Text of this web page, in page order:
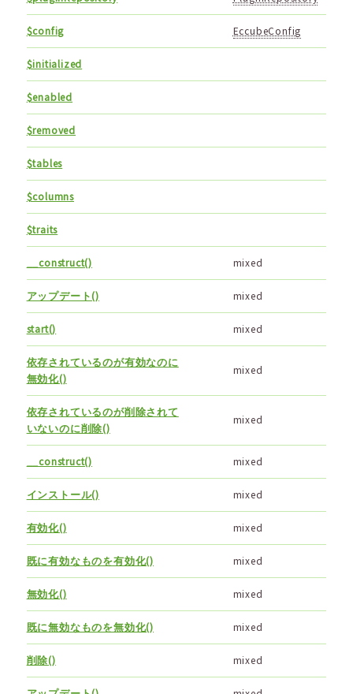
$config EccubeConfig
$initialized
$enabled
$removed
$tables
$columns
$traits
__construct() mixed
アップデート() mixed
start() mixed
依存されているのが有効なのに
無効化()
mixed
依存されているのが削除されて
いないのに削除()
mixed
__construct() mixed
インストール() mixed
有効化() mixed
既に有効なものを有効化() mixed
無効化() mixed
既に無効なものを無効化() mixed
削除() mixed